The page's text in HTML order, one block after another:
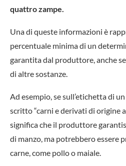
quattro zampe.
Una di queste informazioni è
percentuale minima di un
garantita dal produttore, anche
di altre sostanze.
Ad esempio, se sull’etichetta di
scritto “carni e derivati di origine
significa che il produttore
di manzo, ma potrebbero essere
carne, come pollo o maiale.